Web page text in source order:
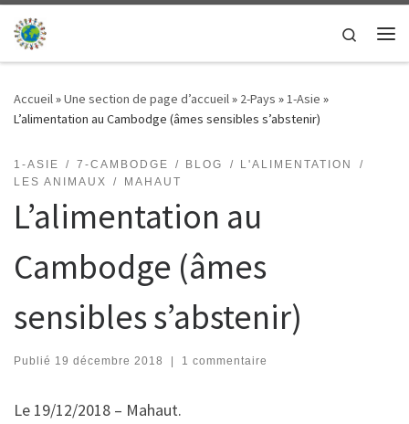
Passer au contenu
Search
Accueil»Une section de page d’accueil» 2-Pays »1-Asie »
L’alimentation au Cambodge (âmes sensibles s’abstenir)
1-ASIE 7-CAMBODGE BLOG
L'ALIMENTATION
LES ANIMAUX
MAHAUT
L’alimentation au
Cambodge (âmes
sensibles s’abstenir)
Publié 19 décembre 2018 1 commentaire
Le 19/12/2018 – Mahaut.